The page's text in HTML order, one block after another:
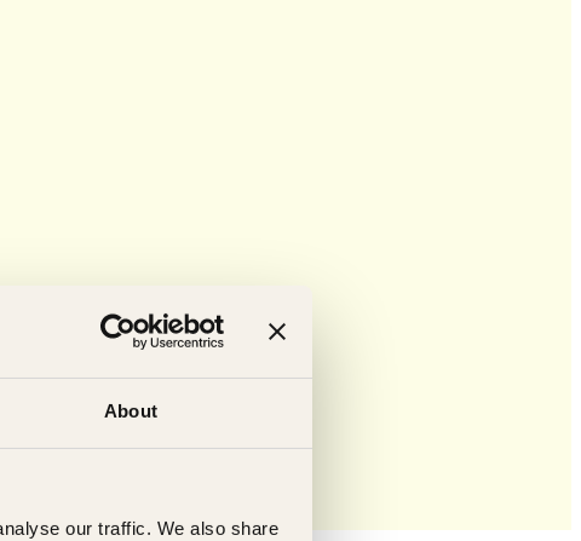
About
our traffic. We also share